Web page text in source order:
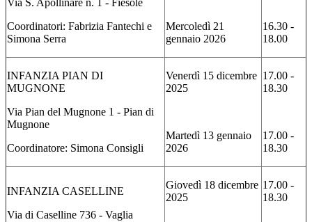
Via S. Apollinare n. 1 - Fiesole
Coordinatori: Fabrizia Fantechi e
Simona Serra
Mercoledì 21
gennaio 2026
16.30 -
18.00
INFANZIA PIAN DI
MUGNONE
Via Pian del Mugnone 1 - Pian di
Mugnone
Coordinatore: Simona Consigli
Venerdì 15 dicembre
2025
Martedì 13 gennaio
2026
17.00 -
18.30
17.00 -
18.30
INFANZIA CASELLINE
Via di Caselline 736 - Vaglia
Giovedì 18 dicembre
2025
17.00 -
18.30